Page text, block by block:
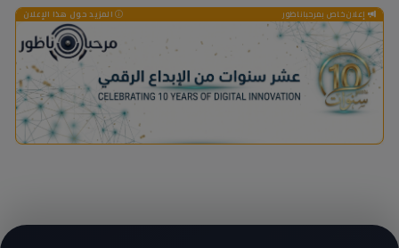
إعلان خاص بمرحباناظور المزيد حول هذا الإعلان